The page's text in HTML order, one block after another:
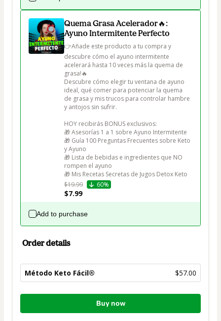
Quema Grasa Acelerador🔥:
Ayuno Intermitente Perfecto
👉Añade este producto a tu compra y
descubre cómo el ayuno intermitente
acelerará hasta 10 veces más la quema de
grasa!🔥
Descubre cómo elegir tu ventana de ayuno
ideal, qué comer para potenciar la quema
de grasa y mis trucos para controlar hambre
y antojos sin sufrir.
HOY recibirás BONUS exclusivos:
🎁 Asesorías 1 a 1 sobre Ayuno Intermitente
🎁 Guía 100 Preguntas Frecuentes sobre Keto
y Ayuno
🎁 Lista de bebidas e ingredientes que NO
rompen el ayuno
🎁 Mis Recetas Secretas de Jugos Detox Keto
$19.99
60%
$7.99
Add to purchase
Order details
Método Keto Fácil® $57.00
Total
Buy now